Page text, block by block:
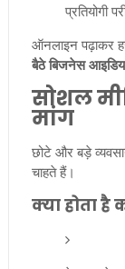
प्रतियोगी
ऑनलाइन पढ़ाकर
बैठे बिजनेस
सोशल
मांग
छोटे और बड़े
चाहते हैं।
क्या होता है